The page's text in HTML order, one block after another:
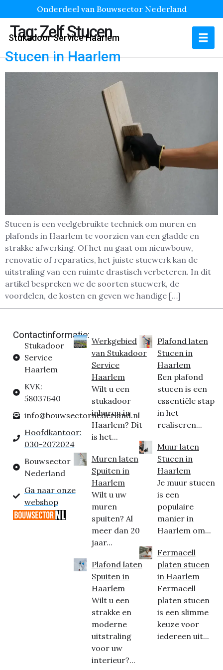
Onderdeel van Bouwsector Nederland
Stukadoor Service Haarlem
Tag:Zelf Stucen
Stucen in Haarlem
Stucen is een veelgebruikte techniek om muren en
plafonds in Haarlem te voorzien van een gladde en
strakke afwerking. Of het nu gaat om nieuwbouw,
renovatie of reparaties, het juiste stucwerk kan de
uitstraling van een ruimte drastisch verbeteren. In dit
artikel bespreken we de soorten stucwerk, de
voordelen, de kosten en geven we handige […]
Contactinformatie:
Stukadoor
Service
Haarlem
KVK:
58037640
info@bouwsectornederland.nl
Hoofdkantoor:
030-2072024
Bouwsector
Nederland
Ga naar onze
webshop
Werkgebied
van Stukadoor
Service
Haarlem
Wilt u een
stukadoor
inhuren in
Haarlem? Dit
is het...
Muren laten
Spuiten in
Haarlem
Wilt u uw
muren
spuiten? Al
meer dan 20
jaar...
Plafond laten
Spuiten in
Haarlem
Wilt u een
strakke en
moderne
uitstraling
voor uw
interieur?...
Plafond laten
Stucen in
Haarlem
Een plafond
stucen is een
essentiële stap
in het
realiseren...
Muur laten
Stucen in
Haarlem
Je muur stucen
is een
populaire
manier in
Haarlem om...
Fermacell
platen stucen
in Haarlem
Fermacell
platen stucen
is een slimme
keuze voor
iedereen uit...